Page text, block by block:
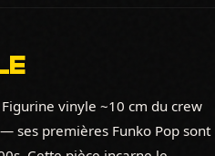
vinyle ~10 cm du crew
ses premières Funko Pop sont